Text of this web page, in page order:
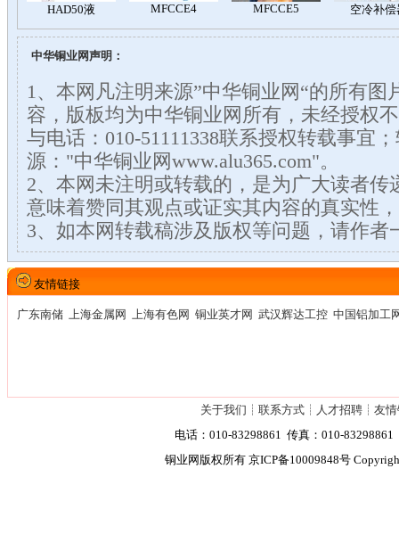
中华铜业网声明：
1、本网凡注明来源”中华铜业网“的所有图
容，版板均为中华铜业网所有，未经授权
与电话：010-51111338联系授权转载事宜
源："中华铜业网www.alu365.com"。
2、本网未注明或转载的，是为广大读者传
意味着赞同其观点或证实其内容的真实性
3、如本网转载稿涉及版权等问题，请作者